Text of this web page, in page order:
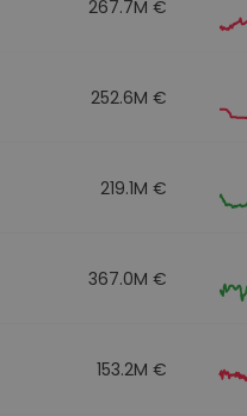
267.7M €
252.6M €
219.1M €
367.0M €
153.2M €